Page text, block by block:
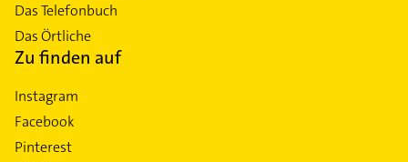
Das Telefonbuch
Das Örtliche
Zu finden auf
Instagram
Facebook
Pinterest